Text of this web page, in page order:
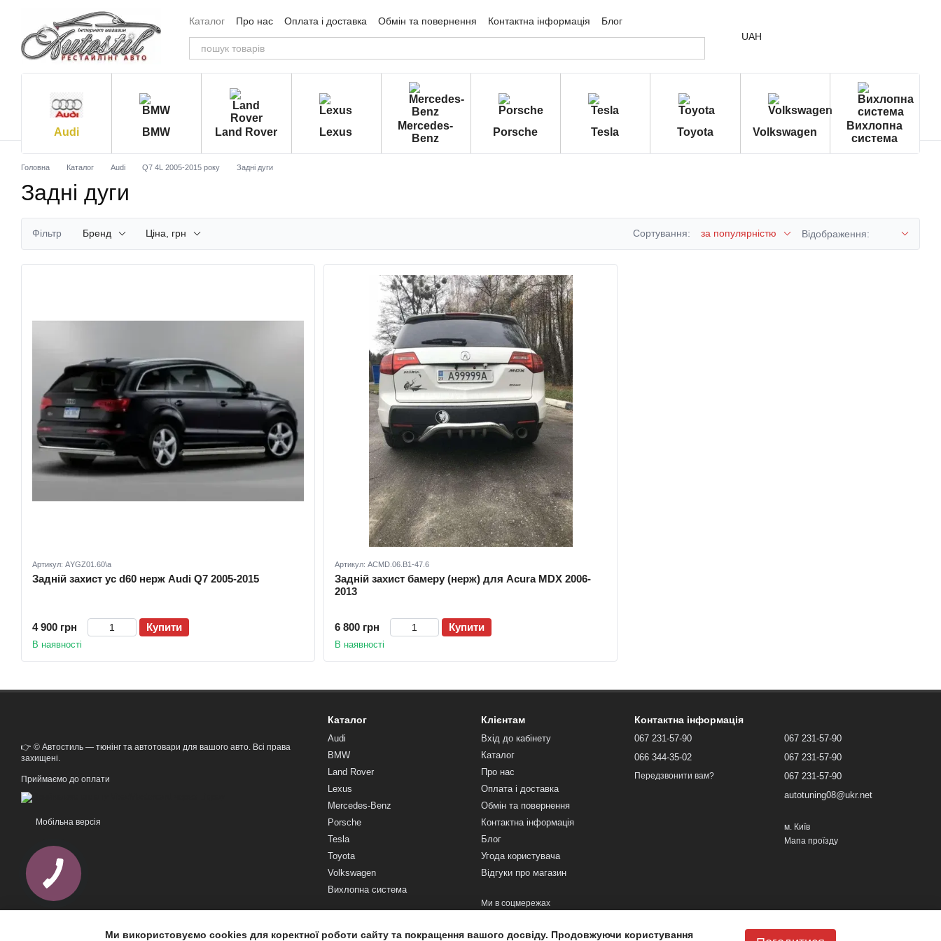
Перейти до основного контенту
Каталог
Про нас Оплата і доставка Обмін та повернення Контактна інформація
Блог
Угода користувача
Відгуки про магазин UAH
Audi BMW Land Rover Lexus
Mercedes-
Benz
Porsche Tesla Toyota Volkswagen
Вихлопна
система
Головна Каталог Audi Q7 4L 2005-2015 року Задні дуги
Задні дуги
Фільтр Бренд Ціна, грн Сортування: за популярністю Відображення:
Артикул: АYGZ01.60\a
Задній захист ус d60 нерж Audi Q7 2005-2015
4 900 грн Купити
В наявності
Артикул: ACMD.06.B1-47.6
Задній захист бамеру (нерж) для Acura MDX 2006-
2013
6 800 грн Купити
В наявності
👉 © Автостиль — тюнінг та автотовари для вашого авто. Всі права
захищені.
Приймаємо до оплати
Мобільна версія
Каталог
Audi
BMW
Land Rover
Lexus
Mercedes-Benz
Porsche
Tesla
Toyota
Volkswagen
Вихлопна система
Клієнтам
Вхід до кабінету
Каталог
Про нас
Оплата і доставка
Обмін та повернення
Контактна інформація
Блог
Угода користувача
Відгуки про магазин
Ми в соцмережах
Контактна інформація
067 231-57-90
066 344-35-02
Передзвонити вам?
067 231-57-90
067 231-57-90
067 231-57-90
autotuning08@ukr.net
м. Київ
Мапа проїзду
Ми використовуємо cookies для коректної роботи сайту та покращення вашого досвіду. Продовжуючи користування